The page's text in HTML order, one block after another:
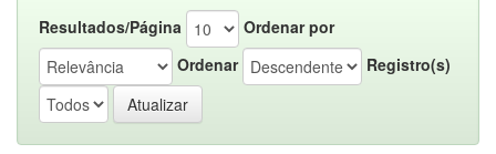
Resultados/Página
Ordenar por
Ordenar
Registro(s)